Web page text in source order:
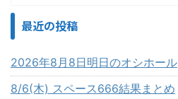
最近の投稿
2026年8月8日明日のオシホール
8/6(木) スペース666結果まとめ